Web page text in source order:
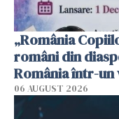
„România
români din
România într-
06 AUGUST 2026